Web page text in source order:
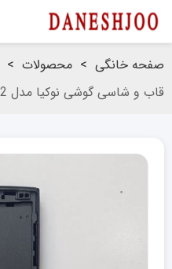
صفحه خانگی > محصولات >
قاب و شاسی گوشی نوکیا مدل X3-02